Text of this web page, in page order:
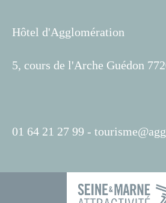
Hôtel d'Agglomération
5, cours de l'Arche Guédon
01 64 21 27 99 -